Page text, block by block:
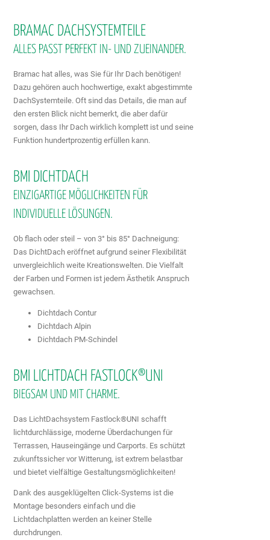
BRAMAC DACHSYSTEMTEILE
ALLES PASST PERFEKT IN- UND ZUEINANDER.
Bramac hat alles, was Sie für Ihr Dach benötigen!
Dazu gehören auch hochwertige, exakt abgestimmte
DachSystemteile. Oft sind das Details, die man auf
den ersten Blick nicht bemerkt, die aber dafür
sorgen, dass Ihr Dach wirklich komplett ist und seine
Funktion hundertprozentig erfüllen kann.
BMI DICHTDACH
EINZIGARTIGE MÖGLICHKEITEN FÜR
INDIVIDUELLE LÖSUNGEN.
Ob flach oder steil – von 3° bis 85° Dachneigung:
Das DichtDach eröffnet aufgrund seiner Flexibilität
unvergleichlich weite Kreationswelten. Die Vielfalt
der Farben und Formen ist jedem Ästhetik Anspruch
gewachsen.
Dichtdach Contur
Dichtdach Alpin
Dichtdach PM-Schindel
BMI LICHTDACH FASTLOCK®UNI
BIEGSAM UND MIT CHARME.
Das LichtDachsystem Fastlock®UNI schafft
lichtdurchlässige, moderne Überdachungen für
Terrassen, Hauseingänge und Carports. Es schützt
zukunftssicher vor Witterung, ist extrem belastbar
und bietet vielfältige Gestaltungsmöglichkeiten!
Dank des ausgeklügelten Click-Systems ist die
Montage besonders einfach und die
Lichtdachplatten werden an keiner Stelle
durchdrungen.